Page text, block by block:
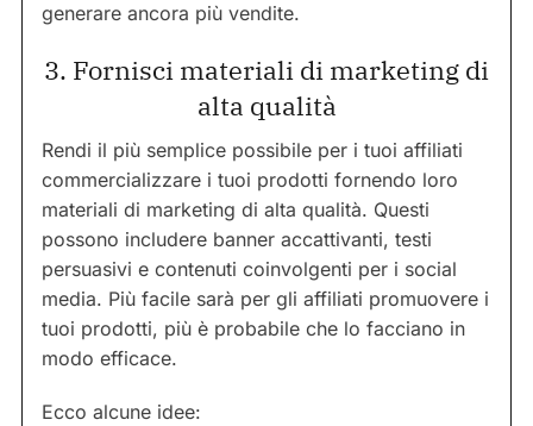
generare ancora più vendite.
3. Fornisci materiali di marketing di
alta qualità
Rendi il più semplice possibile per i tuoi affiliati
commercializzare i tuoi prodotti fornendo loro
materiali di marketing di alta qualità. Questi
possono includere banner accattivanti, testi
persuasivi e contenuti coinvolgenti per i social
media. Più facile sarà per gli affiliati promuovere i
tuoi prodotti, più è probabile che lo facciano in
modo efficace.
Ecco alcune idee: